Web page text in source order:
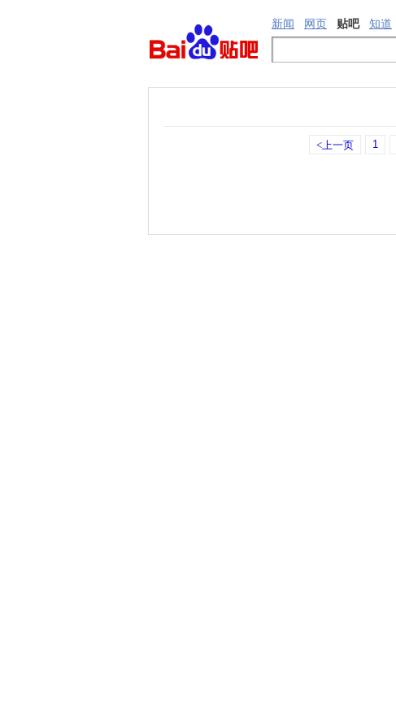
新闻 网页 贴吧 知道
<上一页 1